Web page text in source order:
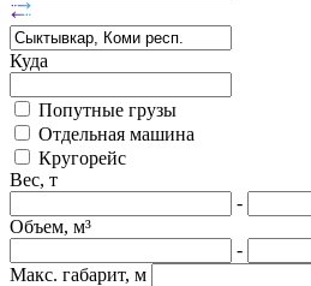
Куда
Попутные грузы
Отдельная машина
Кругорейс
Вес, т
-
Объем, м³
-
Макс. габарит, м